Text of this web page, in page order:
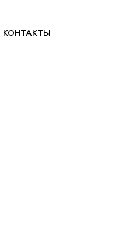
КОНТАКТЫ